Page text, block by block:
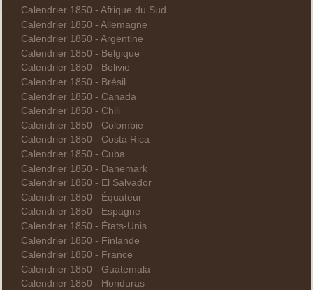
Calendrier 1850 - Afrique du Sud
Calendrier 1850 - Allemagne
Calendrier 1850 - Argentine
Calendrier 1850 - Belgique
Calendrier 1850 - Bolivie
Calendrier 1850 - Brésil
Calendrier 1850 - Canada
Calendrier 1850 - Chili
Calendrier 1850 - Colombie
Calendrier 1850 - Costa Rica
Calendrier 1850 - Cuba
Calendrier 1850 - Danemark
Calendrier 1850 - El Salvador
Calendrier 1850 - Équateur
Calendrier 1850 - Espagne
Calendrier 1850 - États-Unis
Calendrier 1850 - Finlande
Calendrier 1850 - France
Calendrier 1850 - Guatemala
Calendrier 1850 - Honduras